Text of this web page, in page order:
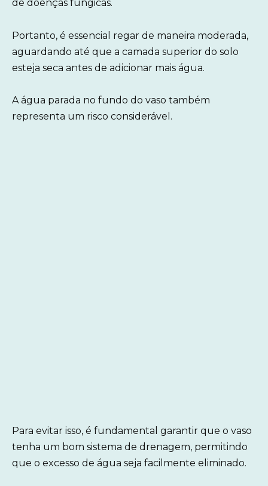
de doenças fúngicas.
Portanto, é essencial regar de maneira moderada,
aguardando até que a camada superior do solo
esteja seca antes de adicionar mais água.
A água parada no fundo do vaso também
representa um risco considerável.
Para evitar isso, é fundamental garantir que o vaso
tenha um bom sistema de drenagem, permitindo
que o excesso de água seja facilmente eliminado.